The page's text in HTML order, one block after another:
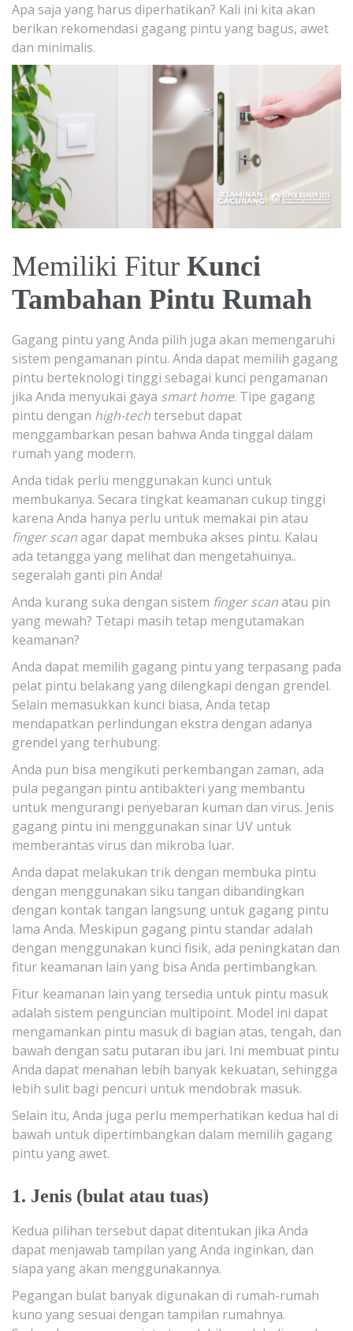
Apa saja yang harus diperhatikan? Kali ini kita akan
berikan rekomendasi gagang pintu yang bagus, awet
dan minimalis.
Memiliki Fitur Kunci
Tambahan Pintu Rumah
Gagang pintu yang Anda pilih juga akan memengaruhi
sistem pengamanan pintu. Anda dapat memilih gagang
pintu berteknologi tinggi sebagai kunci pengamanan
jika Anda menyukai gaya smart home. Tipe gagang
pintu dengan high-techtersebut dapat
menggambarkan pesan bahwa Anda tinggal dalam
rumah yang modern.
Anda tidak perlu menggunakan kunci untuk
membukanya. Secara tingkat keamanan cukup tinggi
karena Anda hanya perlu untuk memakai pin atau
finger scanagar dapat membuka akses pintu. Kalau
ada tetangga yang melihat dan mengetahuinya..
segeralah ganti pin Anda!
Anda kurang suka dengan sistem finger scanatau pin
yang mewah? Tetapi masih tetap mengutamakan
keamanan?
Anda dapat memilih gagang pintu yang terpasang pada
pelat pintu belakang yang dilengkapi dengan grendel.
Selain memasukkan kunci biasa, Anda tetap
mendapatkan perlindungan ekstra dengan adanya
grendel yang terhubung.
Anda pun bisa mengikuti perkembangan zaman, ada
pula pegangan pintu antibakteri yang membantu
untuk mengurangi penyebaran kuman dan virus. Jenis
gagang pintu ini menggunakan sinar UV untuk
memberantas virus dan mikroba luar.
Anda dapat melakukan trik dengan membuka pintu
dengan menggunakan siku tangan dibandingkan
dengan kontak tangan langsung untuk gagang pintu
lama Anda. Meskipun gagang pintu standar adalah
dengan menggunakan kunci fisik, ada peningkatan dan
fitur keamanan lain yang bisa Anda pertimbangkan.
Fitur keamanan lain yang tersedia untuk pintu masuk
adalah sistem penguncian multipoint. Model ini dapat
mengamankan pintu masuk di bagian atas, tengah, dan
bawah dengan satu putaran ibu jari. Ini membuat pintu
Anda dapat menahan lebih banyak kekuatan, sehingga
lebih sulit bagi pencuri untuk mendobrak masuk.
Selain itu, Anda juga perlu memperhatikan kedua hal di
bawah untuk dipertimbangkan dalam memilih gagang
pintu yang awet.
1. Jenis (bulat atau tuas)
Kedua pilihan tersebut dapat ditentukan jika Anda
dapat menjawab tampilan yang Anda inginkan, dan
siapa yang akan menggunakannya.
Pegangan bulat banyak digunakan di rumah-rumah
kuno yang sesuai dengan tampilan rumahnya.